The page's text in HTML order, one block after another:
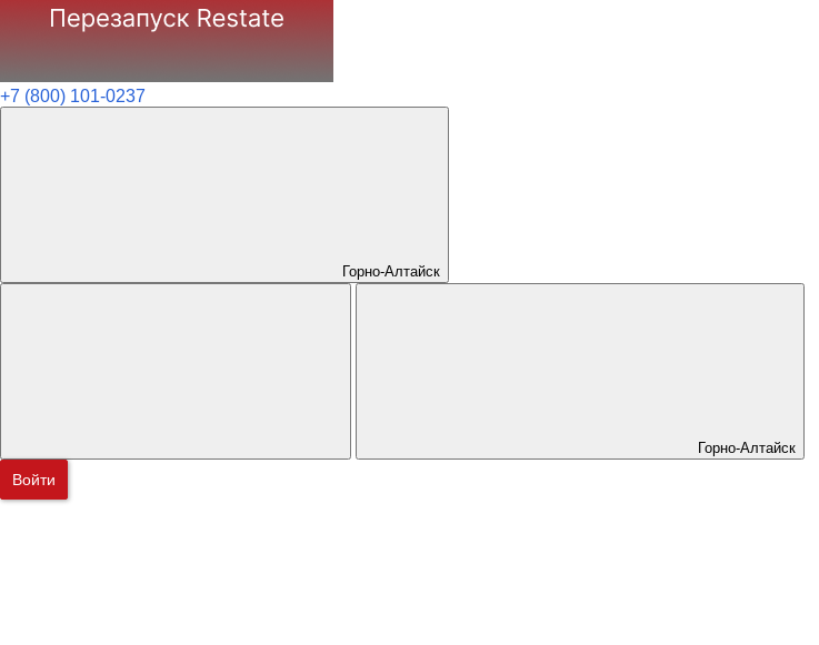
+7 (800) 101-0237
Горно-Алтайск
Горно-Алтайск
Войти